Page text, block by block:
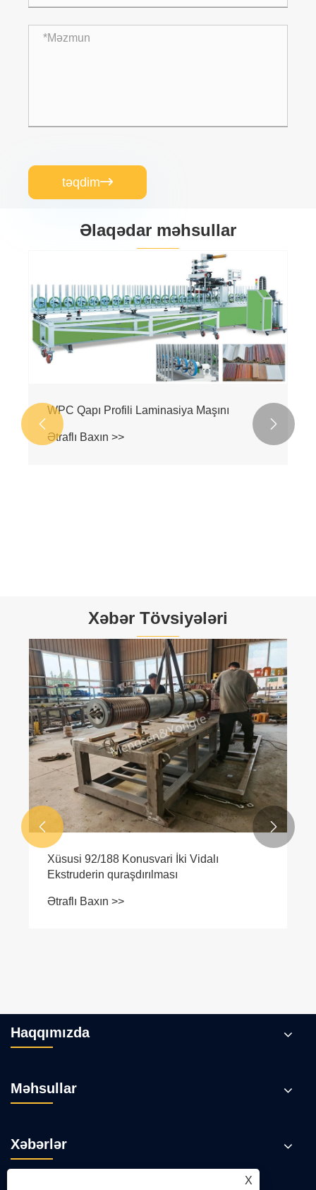
təqdim
Əlaqədar məhsullar
WPC Qapı Profili Laminasiya Maşını
Ətraflı Baxın >>
 
Xəbər Tövsiyələri
Xüsusi 92/188 Konusvari İki Vidalı
Ekstruderin quraşdırılması
Ətraflı Baxın >>
 
Haqqımızda
Məhsullar
Xəbərlər
X